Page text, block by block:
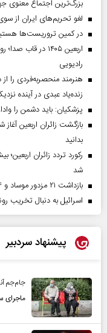
بزرگ‌ترین اجتماع معنوی
لغو تحریم‌های ایران از
در کمین تروریست‌ها
اربعین ۱۴۰۵ در
رادیویی
زنده‌یاد عبدی در آینده
پزشکیان: باید دشمن را
بدانید
شد
بازداشت ۲۱ مزدور موساد و ۴ شرور مسلح در استان کرمان
اسرائیل به دنبال تخریب
پیشنهاد سردبیر
جام‌جم
ماجرای سن